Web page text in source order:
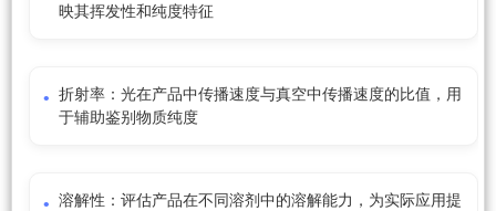
映其挥发性和纯度特征
折射率：光在产品中传播速度与真空中传播速度的比值，用
于辅助鉴别物质纯度
溶解性：评估产品在不同溶剂中的溶解能力，为实际应用提